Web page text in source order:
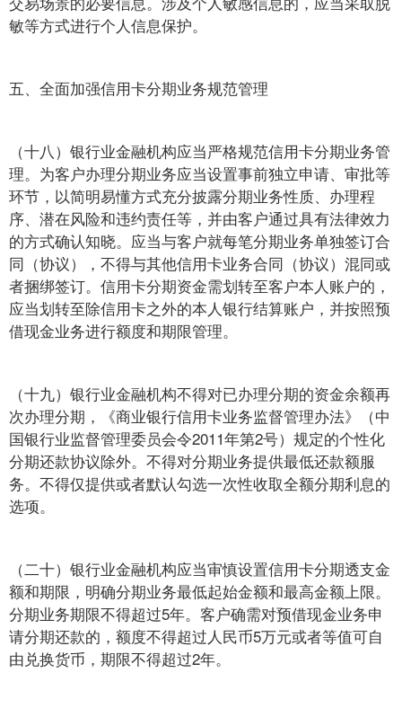
敏等方式进行个人信息保护。
五、全面加强信用卡分期业务规范管理
（十八）银行业金融机构应当严格规范信用卡分期业务管
理。为客户办理分期业务应当设置事前独立申请、审批等
环节，以简明易懂方式充分披露分期业务性质、办理程
序、潜在风险和违约责任等，并由客户通过具有法律效力
的方式确认知晓。应当与客户就每笔分期业务单独签订合
同（协议），不得与其他信用卡业务合同（协议）混同或
者捆绑签订。信用卡分期资金需划转至客户本人账户的，
应当划转至除信用卡之外的本人银行结算账户，并按照预
借现金业务进行额度和期限管理。
（十九）银行业金融机构不得对已办理分期的资金余额再
次办理分期，《商业银行信用卡业务监督管理办法》（中
国银行业监督管理委员会令2011年第2号）规定的个性化
分期还款协议除外。不得对分期业务提供最低还款额服
务。不得仅提供或者默认勾选一次性收取全额分期利息的
选项。
（二十）银行业金融机构应当审慎设置信用卡分期透支金
额和期限，明确分期业务最低起始金额和最高金额上限。
分期业务期限不得超过5年。客户确需对预借现金业务申
请分期还款的，额度不得超过人民币5万元或者等值可自
由兑换货币，期限不得超过2年。